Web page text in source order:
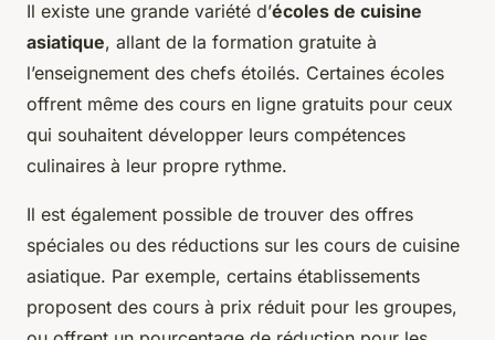
Il existe une grande variété d’écoles de cuisine
asiatique, allant de la formation gratuite à
l’enseignement des chefs étoilés. Certaines écoles
offrent même des cours en ligne gratuits pour ceux
qui souhaitent développer leurs compétences
culinaires à leur propre rythme.
Il est également possible de trouver des offres
spéciales ou des réductions sur les cours de cuisine
asiatique. Par exemple, certains établissements
proposent des cours à prix réduit pour les groupes,